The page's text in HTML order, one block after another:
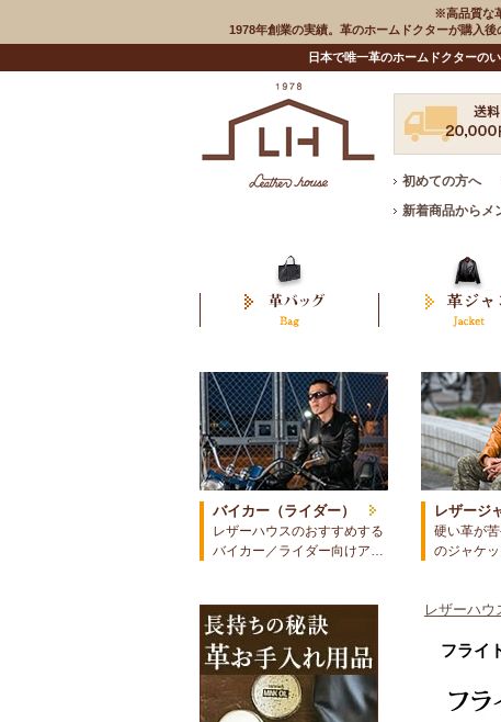
※高品質な
1978年創業の実績。革のホームドクターが購入
日本で唯一革のホームドクターの
初めての方へ
新着商品からメ
バイカー（ライダー）
レザーハウスのおすすめする
バイカー／ライダー向けア…
レザージ
硬い革が
のジャケ
レザーハウ
フライ